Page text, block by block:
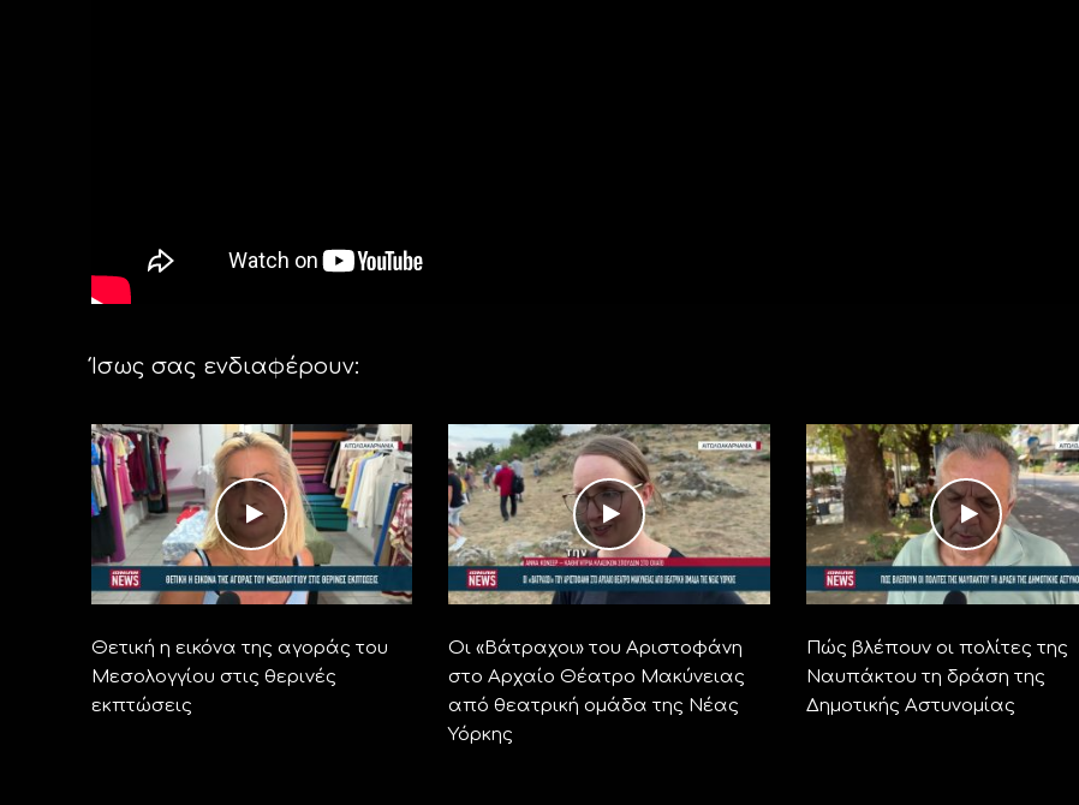
Ίσως σας ενδιαφέρουν:
Θετική η εικόνα της αγοράς του
Μεσολογγίου στις θερινές
εκπτώσεις
Οι «Βάτραχοι» του Αριστοφάνη
στο Αρχαίο Θέατρο Μακύνειας
από θεατρική ομάδα της Νέας
Υόρκης
Πώς βλέπουν οι πολίτες της
Ναυπάκτου τη δράση της
Δημοτικής Αστυνομίας